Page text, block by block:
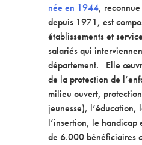
née en 1944,
depuis 1971, est
établissements et
salariés qui
département. Elle
de la protection de
milieu ouvert,
jeunesse), l’éducation,
l’insertion, le handicap
de 6.000 bénéficiaires